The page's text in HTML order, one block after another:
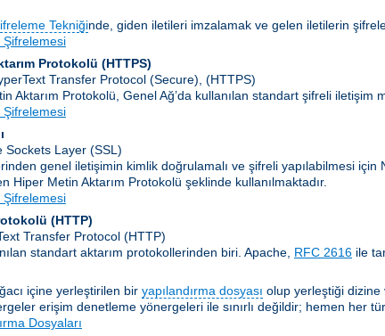
Tekniğinde, giden iletileri imzalamak ve gelen iletilerin
Şifrelemesi
Protokolü (HTTPS)
Transfer Protocol (Secure), (HTTPS)
Aktarım Protokolü, Genel Ağ’da kullanılan standart şifreli iletişim
Şifrelemesi
Sockets Layer (SSL)
genel iletişimin kimlik doğrulamalı ve şifreli yapılabilmesi
Hiper Metin Aktarım Protokolü şeklinde kullanılmaktadır.
Şifrelemesi
(HTTP)
Transfer Protocol (HTTP)
standart aktarım protokollerinden biri. Apache, RFC 2616 ile
içine yerleştirilen bir yapılandırma dosyası olup yerleştiği dizine
erişim denetleme yönergeleri ile sınırlı değildir; hemen her
Dosyaları